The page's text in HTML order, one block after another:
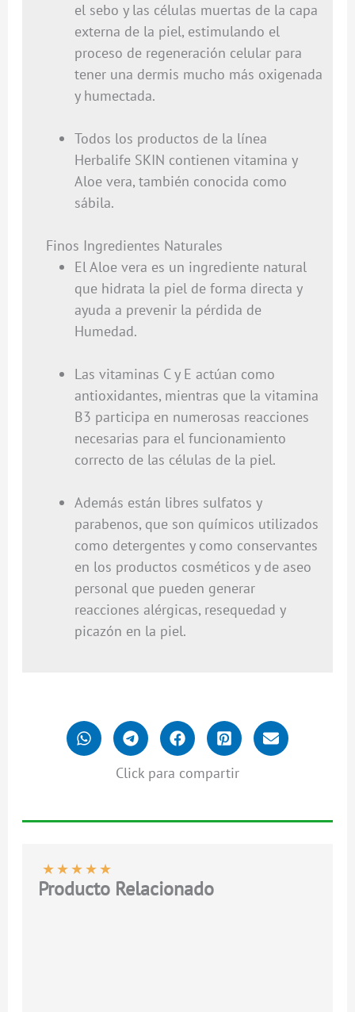
el sebo y las células muertas de la capa
externa de la piel, estimulando el
proceso de regeneración celular para
tener una dermis mucho más oxigenada
y humectada.
Todos los productos de la línea
Herbalife SKIN contienen vitamina y
Aloe vera, también conocida como
sábila.
Finos Ingredientes Naturales
El Aloe vera es un ingrediente natural
que hidrata la piel de forma directa y
ayuda a prevenir la pérdida de
Humedad.
Las vitaminas C y E actúan como
antioxidantes, mientras que la vitamina
B3 participa en numerosas reacciones
necesarias para el funcionamiento
correcto de las células de la piel.
Además están libres sulfatos y
parabenos, que son químicos utilizados
como detergentes y como conservantes
en los productos cosméticos y de aseo
personal que pueden generar
reacciones alérgicas, resequedad y
picazón en la piel.
Click para compartir
★★★★★
Producto Relacionado